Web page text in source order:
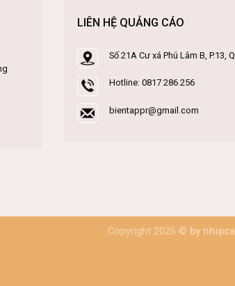
LIÊN HỆ QUẢNG CÁO
Số 21A Cư xá Phú Lâm B, P.13,
Hotline: 0817 286 256
bientappr@gmail.com
Copyright 2026 © by